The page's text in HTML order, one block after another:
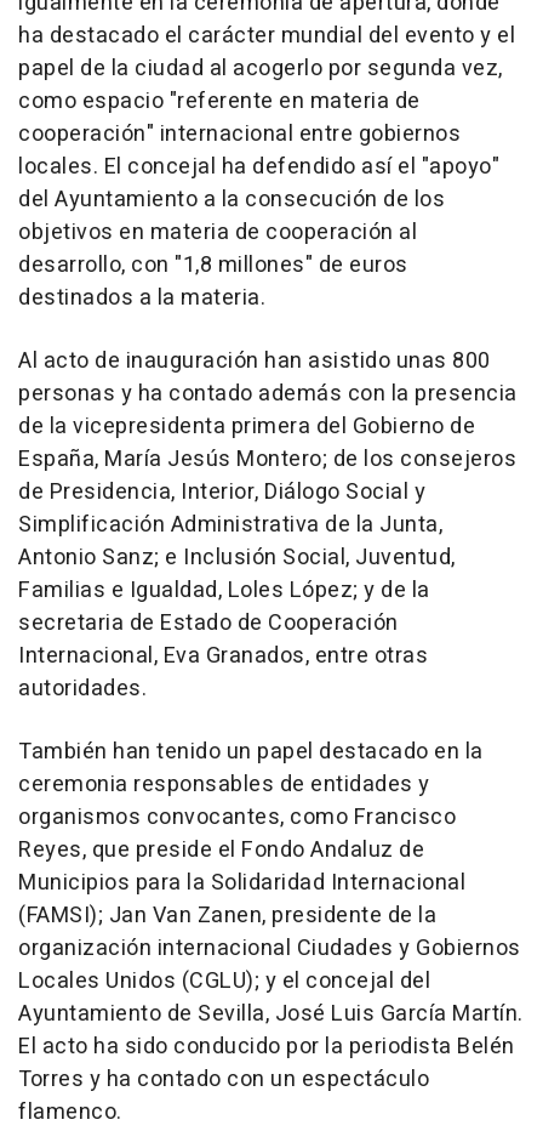
ha destacado el carácter mundial del evento y el
papel de la ciudad al acogerlo por segunda vez,
como espacio "referente en materia de
cooperación" internacional entre gobiernos
locales. El concejal ha defendido así el "apoyo"
del Ayuntamiento a la consecución de los
objetivos en materia de cooperación al
desarrollo, con "1,8 millones" de euros
destinados a la materia.
Al acto de inauguración han asistido unas 800
personas y ha contado además con la presencia
de la vicepresidenta primera del Gobierno de
España, María Jesús Montero; de los consejeros
de Presidencia, Interior, Diálogo Social y
Simplificación Administrativa de la Junta,
Antonio Sanz; e Inclusión Social, Juventud,
Familias e Igualdad, Loles López; y de la
secretaria de Estado de Cooperación
Internacional, Eva Granados, entre otras
autoridades.
También han tenido un papel destacado en la
ceremonia responsables de entidades y
organismos convocantes, como Francisco
Reyes, que preside el Fondo Andaluz de
Municipios para la Solidaridad Internacional
(FAMSI); Jan Van Zanen, presidente de la
organización internacional Ciudades y Gobiernos
Locales Unidos (CGLU); y el concejal del
Ayuntamiento de Sevilla, José Luis García Martín.
El acto ha sido conducido por la periodista Belén
Torres y ha contado con un espectáculo
flamenco.